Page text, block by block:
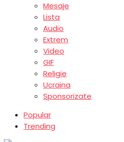
Mesaje
Lista
Audio
Extrem
Video
GIF
Religie
Ucraina
Sponsorizate
Popular
Trending